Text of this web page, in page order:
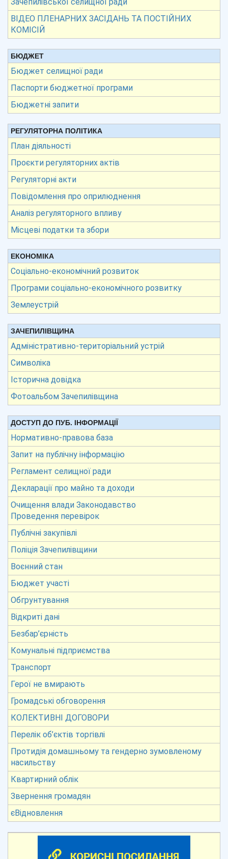
ВІДЕО ПЛЕНАРНИХ ЗАСІДАНЬ ТА ПОСТІЙНИХ
КОМІСІЙ
БЮДЖЕТ
Бюджет селищної ради
Паспорти бюджетної програми
Бюджетні запити
РЕГУЛЯТОРНА ПОЛІТИКА
План діяльності
Проєкти регуляторних актів
Регуляторні акти
Повідомлення про оприлюднення
Аналіз регуляторного впливу
Місцеві податки та збори
ЕКОНОМІКА
Соціально-економічний розвиток
Програми соціально-економічного розвитку
Землеустрій
ЗАЧЕПИЛІВЩИНА
Адміністративно-територіальний устрій
Символіка
Історична довідка
Фотоальбом Зачепилівщина
ДОСТУП ДО ПУБ. ІНФОРМАЦІЇ
Нормативно-правова база
Запит на публічну інформацію
Регламент селищної ради
Декларації про майно та доходи
Очищення влади Законодавство
Проведення перевірок
Публічні закупівлі
Поліція Зачепилівщини
Воєнний стан
Бюджет участі
Обгрунтування
Відкриті дані
Безбар’єрність
Комунальні підприємства
Транспорт
Герої не вмирають
Громадські обговорення
КОЛЕКТИВНІ ДОГОВОРИ
Перелік об’єктів торгівлі
Протидія домашньому та гендерно зумовленому
насильству
Квартирний облік
Звернення громадян
єВідновлення